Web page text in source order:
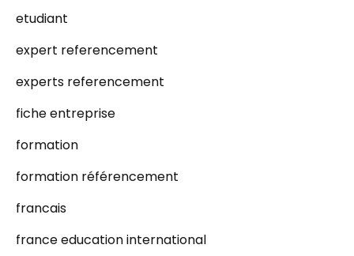
etudiant
expert referencement
experts referencement
fiche entreprise
formation
formation référencement
francais
france education international